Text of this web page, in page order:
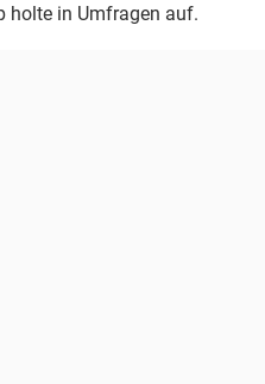
holte in Umfragen auf.